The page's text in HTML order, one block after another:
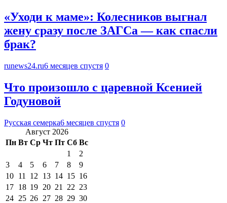
«Уходи к маме»: Колесников выгнал
жену сразу после ЗАГСа — как спасли
брак?
runews24.ru6 месяцев спустя 0
Что произошло с царевной Ксенией
Годуновой
Русская семерка6 месяцев спустя 0
Август 2026
Пн Вт Ср Чт Пт Сб Вс
1
2
3
4 5 6 7 8
9
10 11 12 13 14 15 16
17 18 19 20 21 22 23
24 25 26 27 28 29 30